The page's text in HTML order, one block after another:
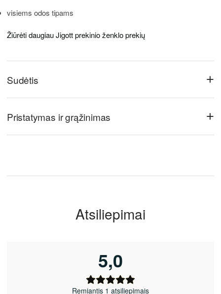
visiems odos tipams
Žiūrėti daugiau Jigott prekinio ženklo prekių
Sudėtis +
Pristatymas ir grąžinimas +
Atsiliepimai
5,0
Remiantis 1 atsiliepimais